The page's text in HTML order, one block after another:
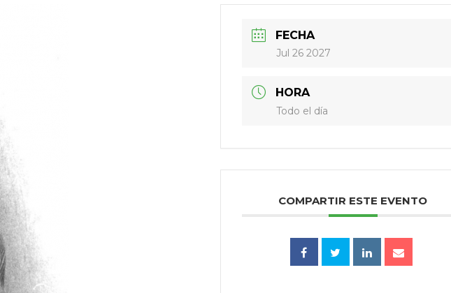
FECHA
Jul 26 2027
HORA
Todo el día
COMPARTIR ESTE EVENTO